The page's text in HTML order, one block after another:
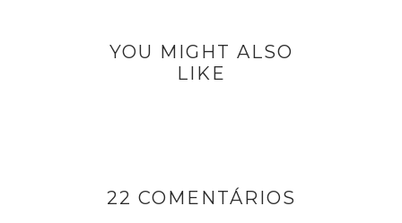
YOU MIGHT ALSO
LIKE
22 COMENTÁRIOS